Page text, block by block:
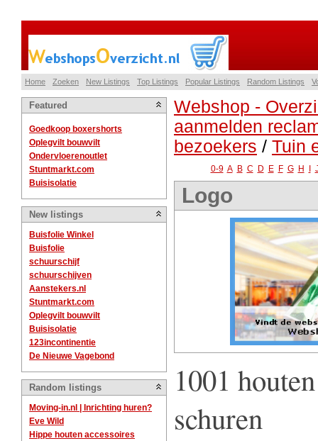
Home Zoeken New Listings Top Listings Popular Listings Random Listings
Featured
Goedkoop boxershorts
Oplegvilt bouwvilt
Ondervloerenoutlet
Stuntmarkt.com
Buisisolatie
New listings
Buisfolie Winkel
Buisfolie
schuurschijf
schuurschijven
Aanstekers.nl
Stuntmarkt.com
Oplegvilt bouwvilt
Buisisolatie
123incontinentie
De Nieuwe Vagebond
Random listings
Moving-in.nl | Inrichting huren?
Eve Wild
Hippe houten accessoires
Webshop -
aanmelden
bezoekers / Tuin
0-9 A B C D E F G H
Logo
1001
schuren